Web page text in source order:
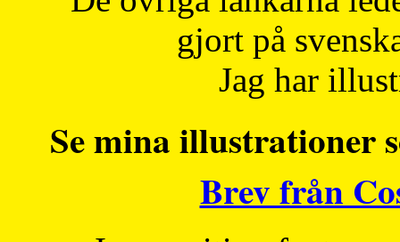
gjort på
Jag har
Se mina illustrationer
Brev från